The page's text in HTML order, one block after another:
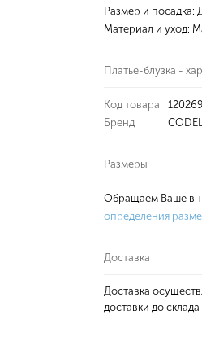
Размер и посадка:
Материал и уход:
Платье-блузка -
Код товара
Бренд
Размеры
Обращаем Ваше
определения
Доставка
Доставка
доставки до